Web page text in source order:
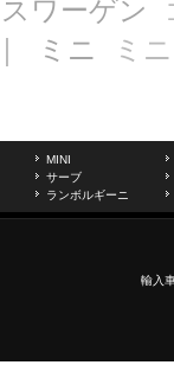
ワーゲン
ミニ ミニ
MINI
サーブ
ランボルギーニ
輸入